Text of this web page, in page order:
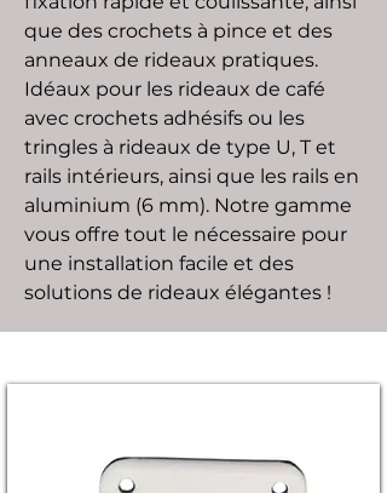
que des crochets à pince et des
anneaux de rideaux pratiques.
Idéaux pour les rideaux de café
avec crochets adhésifs ou les
tringles à rideaux de type U, T et
rails intérieurs, ainsi que les rails en
aluminium (6 mm). Notre gamme
vous offre tout le nécessaire pour
une installation facile et des
solutions de rideaux élégantes !